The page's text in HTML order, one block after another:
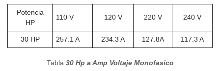
Potencia
HP
110 V 120 V 220 V 240 V
30 HP 257.1 A 234.3 A 127.8A 117.3 A
Tabla 30 Hp a Amp Voltaje Monofasico